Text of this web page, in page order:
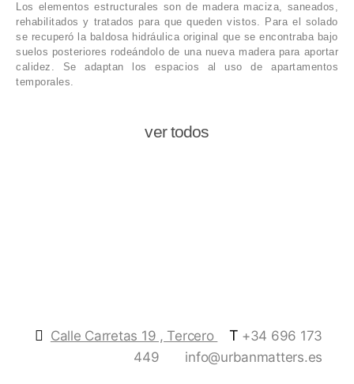
Los elementos estructurales son de madera maciza, saneados,
rehabilitados y tratados para que queden vistos. Para el solado
se recuperó la baldosa hidráulica original que se encontraba bajo
suelos posteriores rodeándolo de una nueva madera para aportar
calidez. Se adaptan los espacios al uso de apartamentos
temporales.
ver todos
Calle Carretas 19 , Tercero T +34 696 173
449
info@urbanmatters.es